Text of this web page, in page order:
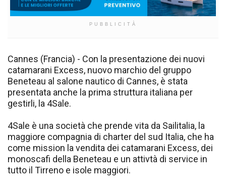
PUBBLICITÀ
Cannes (Francia) - Con la presentazione dei nuovi
catamarani Excess, nuovo marchio del gruppo
Beneteau al salone nautico di Cannes, è stata
presentata anche la prima struttura italiana per
gestirli, la 4Sale.
4Sale è una società che prende vita da Sailitalia, la
maggiore compagnia di charter del sud Italia, che ha
come mission la vendita dei catamarani Excess, dei
monoscafi della Beneteau e un attivtà di service in
tutto il Tirreno e isole maggiori.